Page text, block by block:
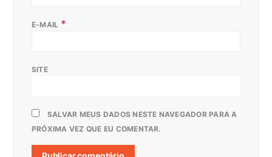
E-MAIL *
SITE
SALVAR MEUS DADOS NESTE NAVEGADOR PARA A
PRÓXIMA VEZ QUE EU COMENTAR.